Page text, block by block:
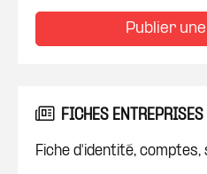
Publier
FICHES ENTREPRISES
Fiche d'identité,